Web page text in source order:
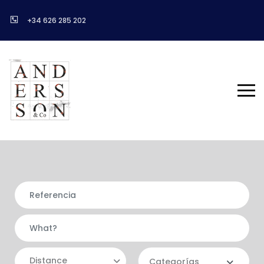
+34 626 285 202
Distance Categorías